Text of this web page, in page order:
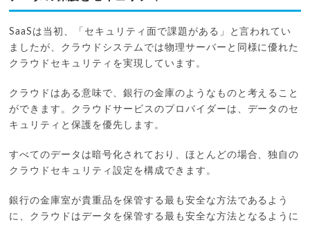
SaaSは当初、「セキュリティ面で課題がある」と言われてい
ましたが、クラウドシステムでは物理サーバーと同様に優れた
クラウドセキュリティを実現しています。
クラウドはある意味で、銀行の金庫のようなものと考えること
ができます。クラウドサービスのプロバイダーは、データのセ
キュリティと保護を優先します。
すべてのデータは暗号化されており、ほとんどの場合、独自の
クラウドセキュリティ設定を構成できます。
銀行の金庫室が貴重品を保管する最も安全な方法であるよう
に、クラウドはデータを保管する最も安全な方法となるように